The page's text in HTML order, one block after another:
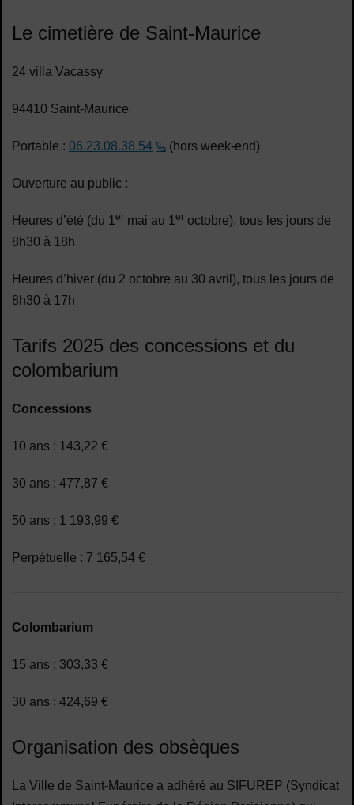
Le cimetière de Saint-Maurice
24 villa Vacassy
94410 Saint-Maurice
Portable : 06.23.08.38.54 (hors week-end)
Ouverture au public :
Heures d’été (du 1 er mai au 1 er octobre), tous les jours de
8h30 à 18h
Heures d’hiver (du 2 octobre au 30 avril), tous les jours de
8h30 à 17h
Tarifs 2025 des concessions et du
colombarium
Concessions
10 ans : 143,22 €
30 ans : 477,87 €
50 ans : 1 193,99 €
Perpétuelle : 7 165,54 €
Colombarium
15 ans : 303,33 €
30 ans : 424,69 €
Organisation des obsèques
La Ville de Saint-Maurice a adhéré au SIFUREP (Syndicat